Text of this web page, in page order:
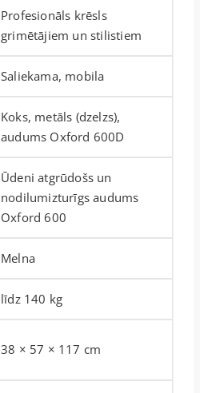
Profesionāls krēsls
grimētājiem un stilistiem
Saliekama, mobila
Koks, metāls (dzelzs),
audums Oxford 600D
Ūdeni atgrūdošs un
nodilumizturīgs audums
Oxford 600
Melna
līdz 140 kg
38 × 57 × 117 cm